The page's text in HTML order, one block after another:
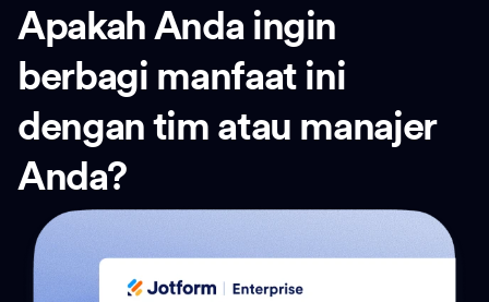
Apakah Anda ingin
berbagi manfaat ini
dengan tim atau manajer
Anda?